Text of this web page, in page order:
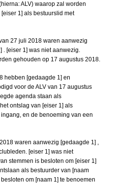
ALV) waarop zal worden
1] als bestuurslid met
27 juli 2018 waren aanwezig
. [eiser 1] was niet aanwezig.
gehouden op 17 augustus 2018.
hebben [gedaagde 1] en
voor de ALV van 17 augustus
agenda staan als
ontslag van [eiser 1] als
en de benoeming van een
waren aanwezig [gedaagde 1] ,
[eiser 1] was niet
stemmen is besloten om [eiser 1]
als bestuurder van [naam
om [naam 1] te benoemen